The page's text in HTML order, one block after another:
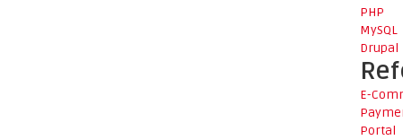
PHP
MySQL
Drupal
E-
Portal